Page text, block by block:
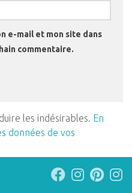
e-mail et mon site dans
commentaire.
les indésirables. En
données de vos